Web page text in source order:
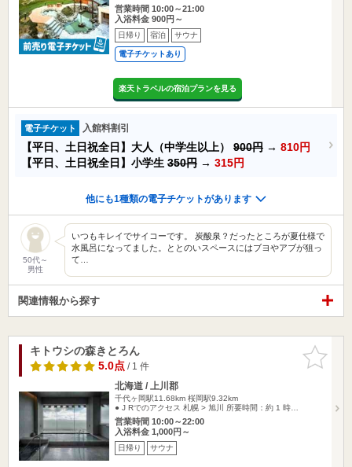
営業時間 10:00～21:00
入浴料金 900円～
日帰り 宿泊 サウナ
電子チケットあり
楽天トラベルの宿泊プランを見る
電子チケット 入館料割引
【平日、土日祝全日】大人（中学生以上） 900円 → 810円
【平日、土日祝全日】小学生 350円 → 315円
他にも1種類の電子チケットがあります
50代～
男性
いつもキレイでサイコーです。 炭酸泉？だったところが夏仕様で
水風呂になってました。ととのいスペースにはブヨやアブが狙っ
て…
関連情報から探す
お気に入
りに追加
キトウシの森きとろん
5.0点/ 1 件
北海道 / 上川郡
千代ヶ岡駅11.68km 桜岡駅9.32km
● J Rでのアクセス 札幌 > 旭川 所要時間：約 1 時…
営業時間 10:00～22:00
入浴料金 1,000円～
日帰り サウナ